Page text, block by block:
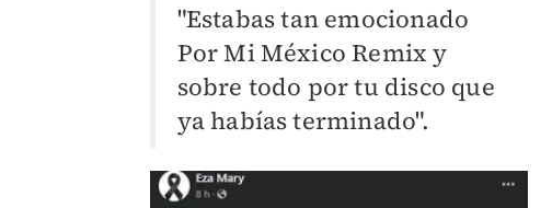
"Estabas tan emocionado
Por Mi México Remix y
sobre todo por tu disco que
ya habías terminado".